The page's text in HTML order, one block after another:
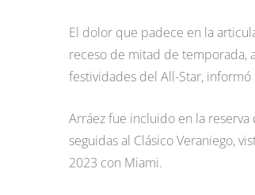
El dolor que padece en la
receso de mitad de temporada,
festividades del All-Star, informó
Arráez fue incluido en la
seguidas al Clásico Veraniego,
2023 con Miami.